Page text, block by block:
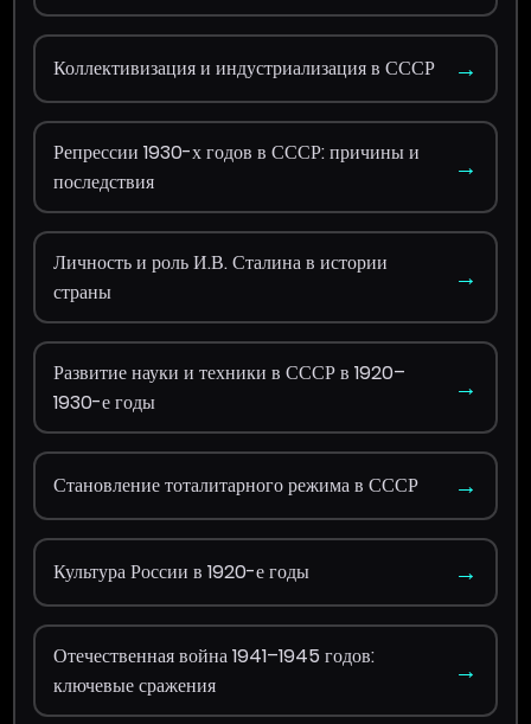
Коллективизация и индустриализация в СССР →
Репрессии 1930-х годов в СССР: причины и
последствия
→
Личность и роль И.В. Сталина в истории
страны
→
Развитие науки и техники в СССР в 1920–
1930-е годы
→
Становление тоталитарного режима в СССР →
Культура России в 1920-е годы →
Отечественная война 1941–1945 годов:
ключевые сражения
→